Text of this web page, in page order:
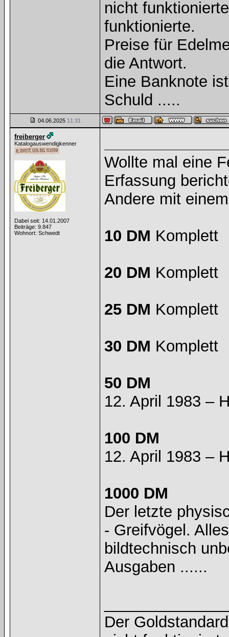
nicht
funktionierte.
Preise für
die Antwort.
Eine Banknote
Schuld .....
04.06.2025 11:31
freiberger
Katalogauswendigkenner
Dabei seit: 14.01.2007
Beiträge: 9.847
Wohnort: Schwedt
Wollte mal eine
Erfassung
Andere mit
10 DM Komplett
20 DM Komplett
25 DM Komplett
30 DM Komplett
50 DM
12. April 1983 –
100 DM
12. April 1983 –
1000 DM
Der letzte
- Greifvögel.
bildtechnisch
Ausgaben ......
Der